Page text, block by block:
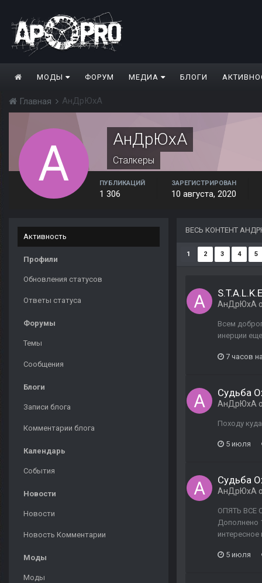
МОДЫ ФОРУМ МЕДИА БЛОГИ
Главная АнДрЮхА
АнДрЮхА
Сталкеры
ПУБЛИКАЦИЙ
1 306
ЗАРЕГИСТРИРОВАН
10 августа, 2020
Активность
Профили
Обновления статусов
Ответы статуса
Форумы
Темы
Сообщения
Блоги
Записи блога
Комментарии блога
Календарь
События
Новости
Новости
Новость Комментарии
Моды
Моды
ВЕСЬ КОНТЕНТ
1 2 3 4 5
АнДрЮхА
Всем
инерции
7 часов
Судьба
АнДрЮхА
Походу
5 июля
Судьба
АнДрЮхА
ОПЯТЬ ВСЕ
Дополнено
5 июля